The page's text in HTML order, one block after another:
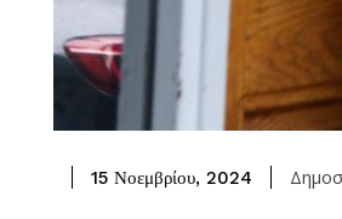
15 Νοεμβρίου, 2024